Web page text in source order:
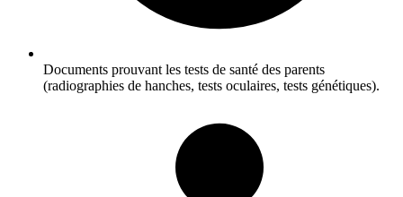
Documents prouvant les tests de santé des parents
(radiographies de hanches, tests oculaires, tests génétiques).